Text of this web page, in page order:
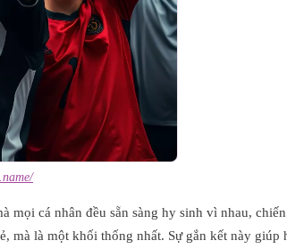
mọi cá nhân đều sẵn sàng hy sinh vì nhau,
mà là một khối thống nhất. Sự gắn kết này giúp